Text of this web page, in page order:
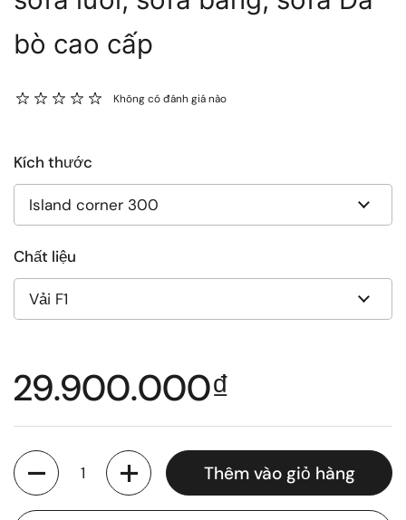
bò cao cấp
Không có đánh giá nào
Kích thước
Chất liệu
Giá thông thường
29.900.000₫
Số lượng
Thêm vào giỏ hàng